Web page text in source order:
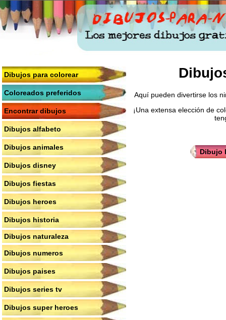
Dibujos para colorear
Coloreados preferidos
Encontrar dibujos
Dibujos alfabeto
Dibujos animales
Dibujos disney
Dibujos fiestas
Dibujos heroes
Dibujos historia
Dibujos naturaleza
Dibujos numeros
Dibujos paises
Dibujos series tv
Dibujos super heroes
Aquí pueden divertirse los
¡Una extensa elección de
Dibujo